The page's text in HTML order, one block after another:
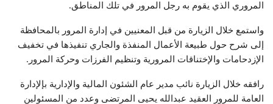
المروري الذي يقوم به رجل المرور في تلك المناطق.
واستمع خلال الزيارة من قبل المعنيين في إدارة المرور بالمحافظة
إلى شرح حول طبيعة الأعمال المنفذة والجاري تنفيذها في تخفيف
الإزدحامات والإختناقات المرورية وتنظيم الفرزات وحركة المرور.
رافقه خلال الزيارة نائب مدير عام الشئون المالية والإدارية بإلإدارة
العامة للمرور العقيد عبدالله يحيى المرتضى وعدد من المسئولين